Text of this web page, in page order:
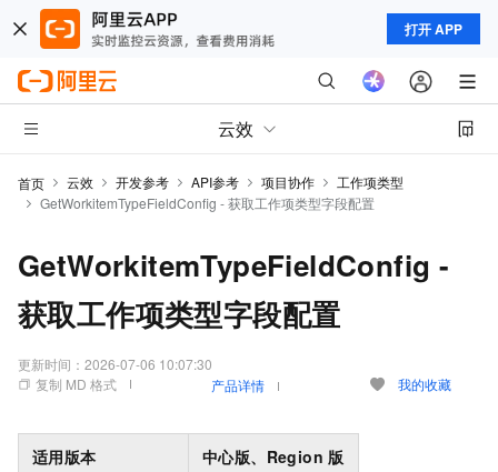
打开 APP
云效
首页 云效 开发参考 API参考 项目协作
工作项类型
GetWorkitemTypeFieldConfig - 获取工作项类型字段配置
GetWorkitemTypeFieldConfig -
获取工作项类型字段配置
更新时间： 2026-07-06 10:07:30
复制 MD 格式
产品详情 我的收藏
适用版本 中心版、Region 版